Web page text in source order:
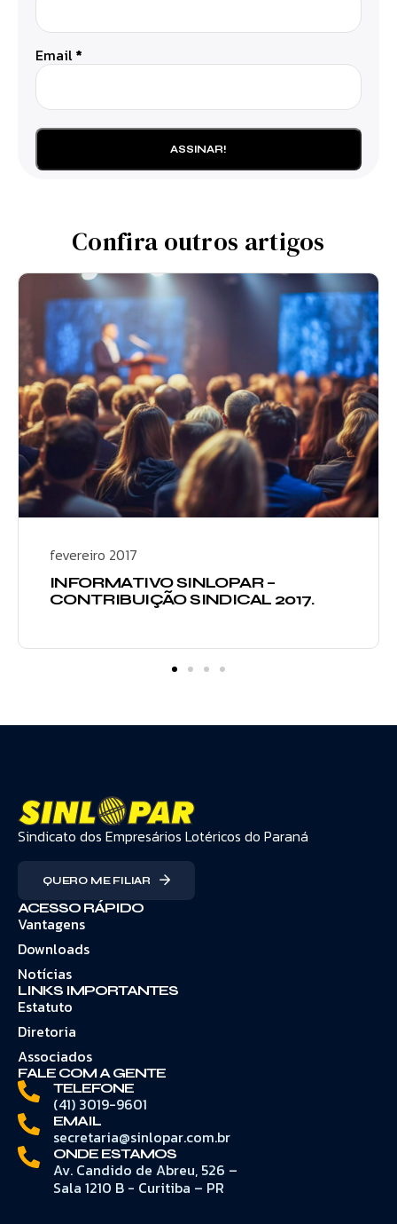
Email*
Confira outros artigos
fevereiro 2017
INFORMATIVO SINLOPAR –
CONTRIBUIÇÃO SINDICAL 2017.
Sindicato dos Empresários Lotéricos do Paraná
QUERO ME FILIAR
ACESSO RÁPIDO
Vantagens
Downloads
Notícias
LINKS IMPORTANTES
Estatuto
Diretoria
Associados
FALE COM A GENTE
TELEFONE
(41) 3019-9601
EMAIL
secretaria@sinlopar.com.br
ONDE ESTAMOS
Av. Candido de Abreu, 526 –
Sala 1210 B - Curitiba – PR